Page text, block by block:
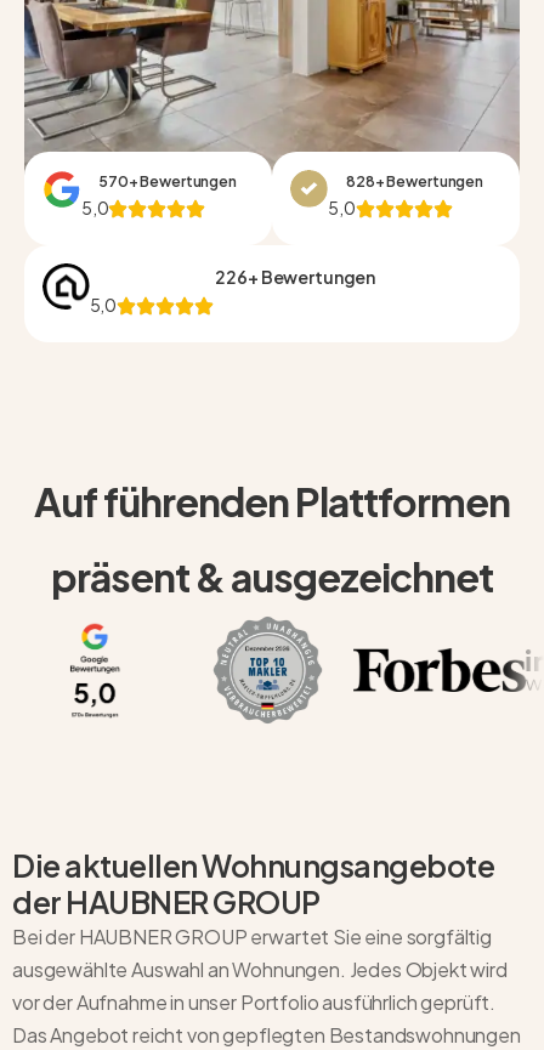
570+ Bewertungen
5,0
828+ Bewertungen
5,0
226+ Bewertungen
5,0
Auf führenden Plattformen
präsent & ausgezeichnet
Die aktuellen Wohnungsangebote
der HAUBNER GROUP
Bei der HAUBNER GROUP erwartet Sie eine sorgfältig
ausgewählte Auswahl an Wohnungen. Jedes Objekt wird
vor der Aufnahme in unser Portfolio ausführlich geprüft.
Das Angebot reicht von gepflegten Bestandswohnungen